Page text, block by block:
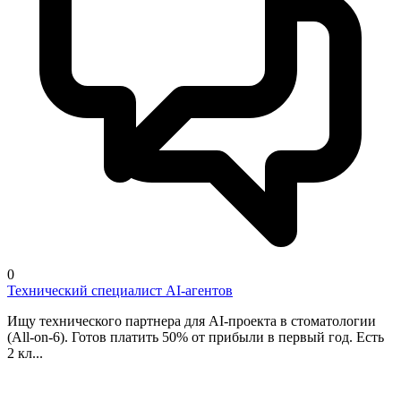
0
Технический специалист AI-агентов
Ищу технического партнера для AI-проекта в стоматологии
(All-on-6). Готов платить 50% от прибыли в первый год. Есть
2 кл...